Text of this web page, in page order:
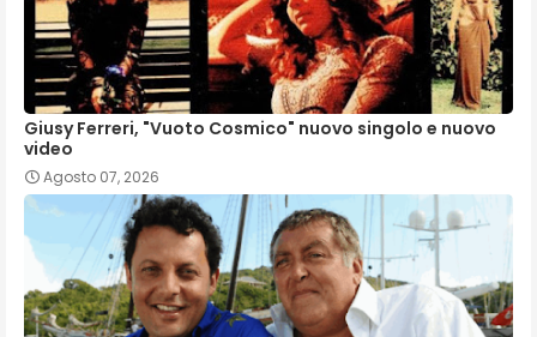
Giusy Ferreri, "Vuoto Cosmico" nuovo singolo e nuovo
video
Agosto 07, 2026